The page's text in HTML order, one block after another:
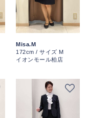
Misa.M
172cm / サイズ M
イオンモール柏店